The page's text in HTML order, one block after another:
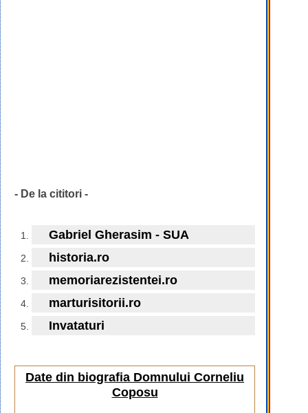
- De la cititori -
Gabriel Gherasim - SUA
historia.ro
memoriarezistentei.ro
marturisitorii.ro
Invataturi
Date din biografia Domnului Corneliu
Coposu